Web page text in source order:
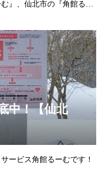
』、仙北市の『角館るー
中！【仙北
ービス角館るーむです！